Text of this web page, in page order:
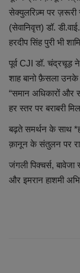
Our Team
Contact us :
About us
Advertise with
E-Paper
सेक्युलरिज़्म पर ज़रूरी
(सेवानिवृत्त) डॉ.
हरदीप सिंह पुरी भी
पूर्व CJI डॉ. चंद्रचूड़
शाह बानो फ़ैसला उनके
“समान अधिकारों और
हर स्तर पर बराबरी
बढ़ते समर्थन के साथ
क़ानून के संतुलन पर
जंगली पिक्चर्स, बावेजा
और इमरान हाशमी